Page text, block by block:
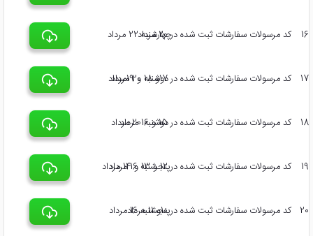
16 کد مرسولات سفارشات ثبت شده در 20 مردادچهارشنبه 22 مرداد
17 کد مرسولات سفارشات ثبت شده در 17و 18 و 19مرداددوشنبه 20 مرداد
18 کد مرسولات سفارشات ثبت شده در 15 و 16 مرداددوشنبه 20 مرداد
19 کد مرسولات سفارشات ثبت شده در 12 و 13 و 14 مردادپنجشنبه 16 مرداد
20 کد مرسولات سفارشات ثبت شده در 10و 11 مردادپنجشنبه 16 مرداد